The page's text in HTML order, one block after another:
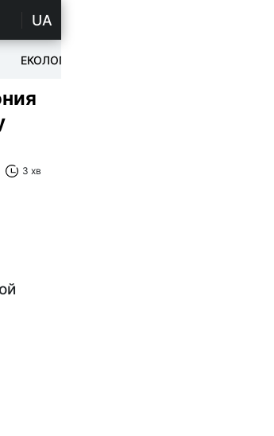
UA
ЕКОЛОГІЯ
3 хв